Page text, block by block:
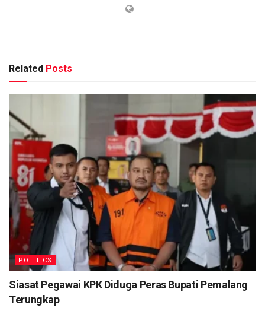
Related Posts
POLITICS
Siasat Pegawai KPK Diduga Peras Bupati Pemalang
Terungkap